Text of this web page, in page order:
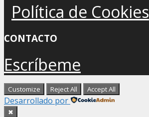
Política de Cookies
CONTACTO
Escríbeme
Customize Reject All Accept All
Desarrollado por
✖